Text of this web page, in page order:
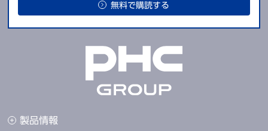
製品情報
無料で購読する